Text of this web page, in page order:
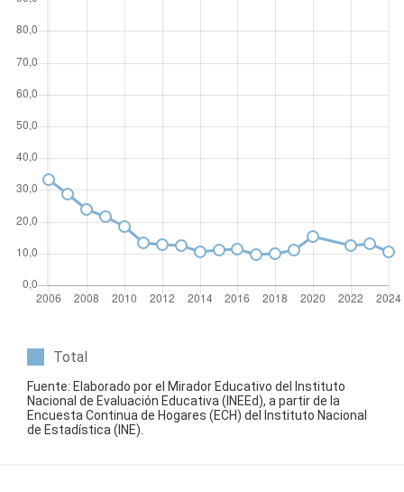
Total
Fuente: Elaborado por el Mirador Educativo del Instituto
Nacional de Evaluación Educativa (INEEd), a partir de la
Encuesta Continua de Hogares (ECH) del Instituto Nacional
de Estadística (INE).